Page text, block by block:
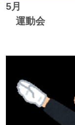
5月
運動会